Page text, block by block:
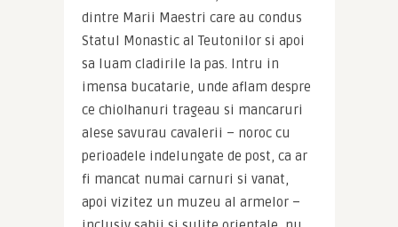
dintre Marii Maestri care au condus
Statul Monastic al Teutonilor si apoi
sa luam cladirile la pas. Intru in
imensa bucatarie, unde aflam despre
ce chiolhanuri trageau si mancaruri
alese savurau cavalerii – noroc cu
perioadele indelungate de post, ca ar
fi mancat numai carnuri si vanat,
apoi vizitez un muzeu al armelor –